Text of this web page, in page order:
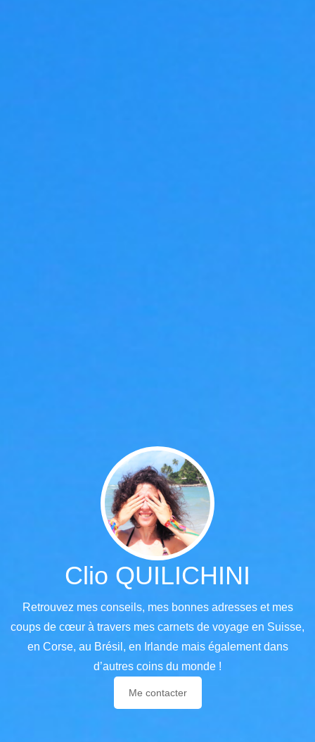
Clio QUILICHINI
Retrouvez mes conseils, mes bonnes adresses et mes
coups de cœur à travers mes carnets de voyage en Suisse,
en Corse, au Brésil , en Irlandemais également dans
d’autres coins du monde !
Me contacter